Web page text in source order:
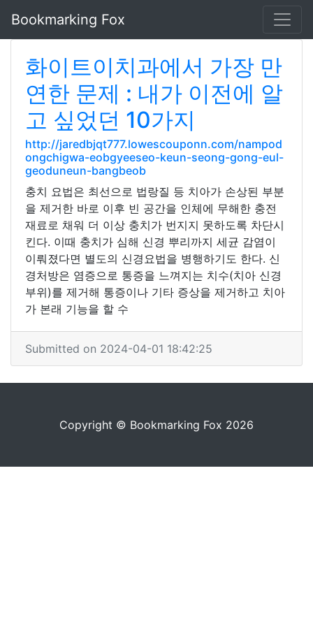
Bookmarking Fox
화이트이치과에서 가장 만
연한 문제 : 내가 이전에 알
고 싶었던 10가지
http://jaredbjqt777.lowescouponn.com/nampod
ongchigwa-eobgyeeseo-keun-seong-gong-eul-
geoduneun-bangbeob
충치 요법은 최선으로 법랑질 등 치아가 손상된 부분
을 제거한 바로 이후 빈 공간을 인체에 무해한 충전
재료로 채워 더 이상 충치가 번지지 못하도록 차단시
킨다. 이때 충치가 심해 신경 뿌리까지 세균 감염이
이뤄졌다면 별도의 신경요법을 병행하기도 한다. 신
경처방은 염증으로 통증을 느껴지는 치수(치아 신경
부위)를 제거해 통증이나 기타 증상을 제거하고 치아
가 본래 기능을 할 수
Submitted on 2024-04-01 18:42:25
Copyright © Bookmarking Fox 2026